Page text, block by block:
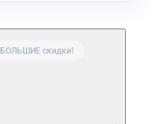
скидки!